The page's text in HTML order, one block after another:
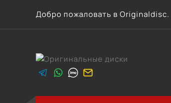
Добро пожаловать в Originaldisc.